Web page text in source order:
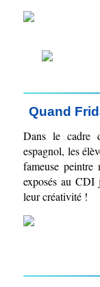
Quand
Dans le cadre
espagnol, les
fameuse
exposés au CDI
leur créativité !